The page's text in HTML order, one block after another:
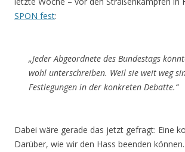
SPON fest:
„Jeder Abgeordnete des Bundestags
wohl unterschreiben. Weil sie weit weg
Festlegungen in der konkreten Debatte.“
Dabei wäre gerade das jetzt gefragt: Eine
Darüber, wie wir den Hass beenden